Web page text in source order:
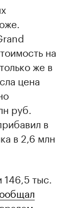
на
же в
цена
руб.
в
в 2,6 млн
тыс.